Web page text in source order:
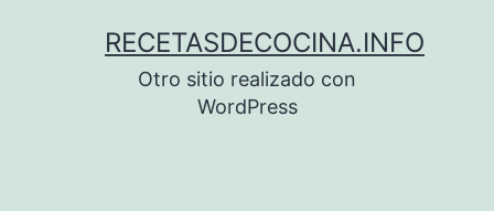
RECETASDECOCINA.INFO
Otro sitio realizado con
WordPress